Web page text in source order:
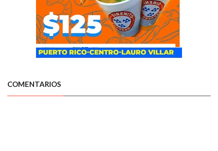
COMENTARIOS